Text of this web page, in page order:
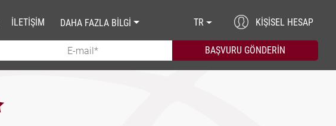
İLETİŞİM DAHA FAZLA BİLGİ TR KIŞISEL HESAP